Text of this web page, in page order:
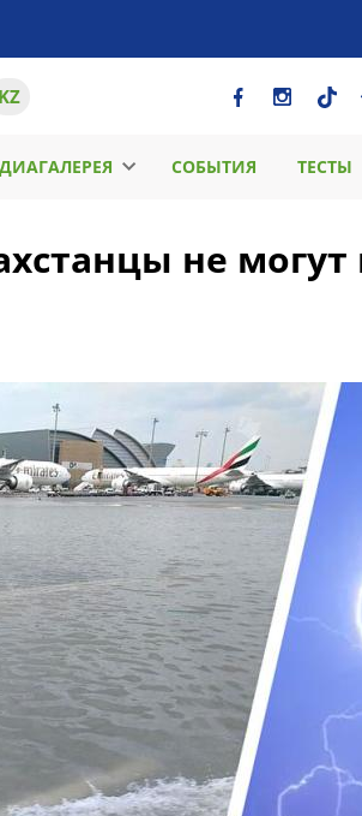
KZ
СОБЫТИЯ ТЕСТЫ
не могут